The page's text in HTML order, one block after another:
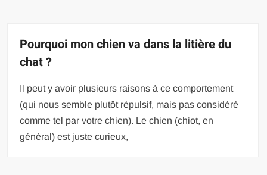
Pourquoi mon chien va dans la litière du
chat ?
Il peut y avoir plusieurs raisons à ce comportement
(qui nous semble plutôt répulsif, mais pas considéré
comme tel par votre chien). Le chien (chiot, en
général) est juste curieux,